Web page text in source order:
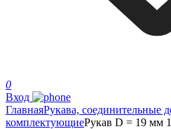
0
Вход
ГлавнаяРукава, соединительные
комплектующиеРукав D = 19 мм